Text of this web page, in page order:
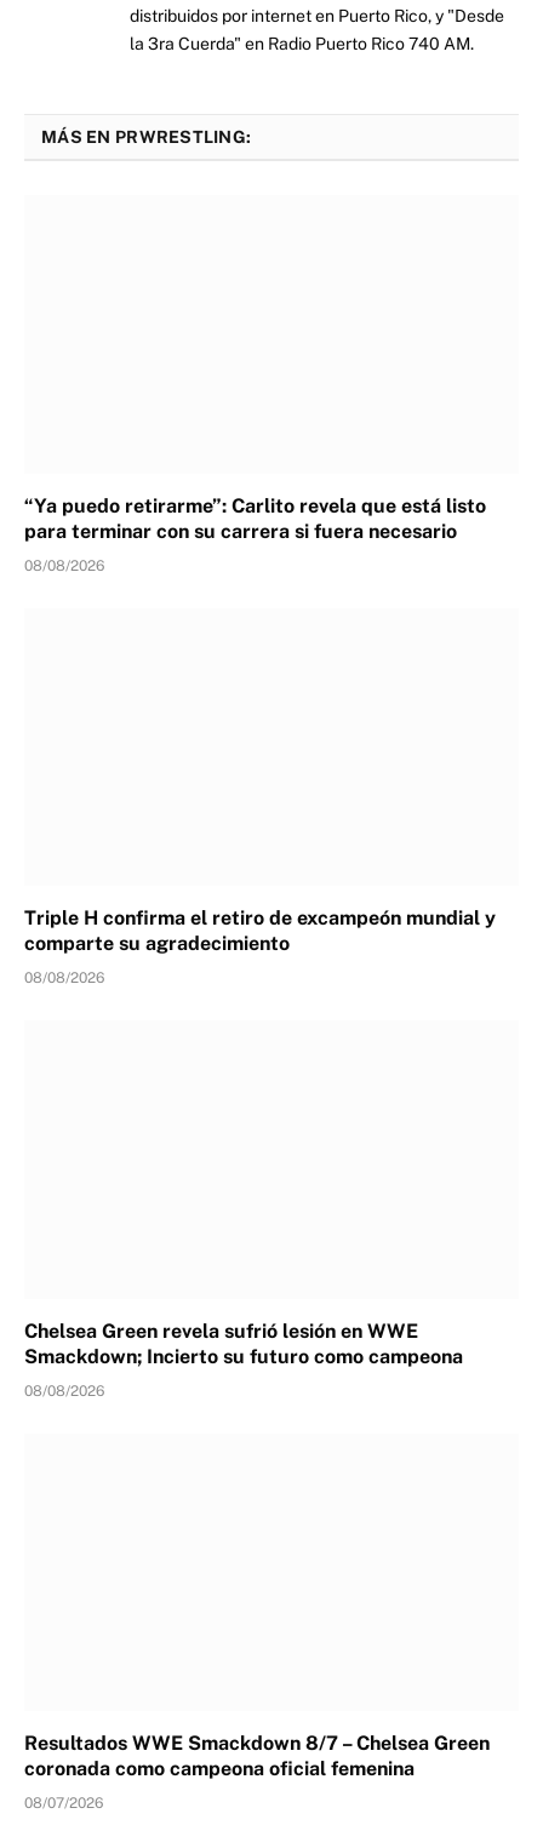
distribuidos por internet en Puerto Rico, y "Desde
la 3ra Cuerda" en Radio Puerto Rico 740 AM.
MÁS EN PRWRESTLING:
“Ya puedo retirarme”: Carlito revela que está listo
para terminar con su carrera si fuera necesario
08/08/2026
Triple H confirma el retiro de excampeón mundial y
comparte su agradecimiento
08/08/2026
Chelsea Green revela sufrió lesión en WWE
Smackdown; Incierto su futuro como campeona
08/08/2026
Resultados WWE Smackdown 8/7 – Chelsea Green
coronada como campeona oficial femenina
08/07/2026